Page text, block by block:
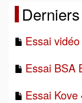
Essai
Essai BSA
Essai Kove